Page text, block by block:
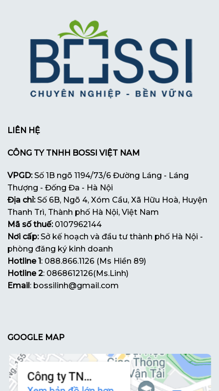
LIÊN HỆ
CÔNG TY TNHH BOSSI VIỆT NAM
VPGD:Số 1B ngõ 1194/73/6 Đường Láng - Láng
Thượng - Đống Đa - Hà Nội
Địa chỉ:Số 6B, Ngõ 4, Xóm Cầu, Xã Hữu Hoà, Huyện
Thanh Trì, Thành phố Hà Nội, Việt Nam
Mã số thuế:0107962144
Nơi cấp:Sở kế hoạch và đầu tư thành phố Hà Nội -
phòng đăng ký kinh doanh
Hotline 1: 088.866.1126 (Ms Hiền 89)
Hotline 2: 0868612126(Ms.Linh)
Email: bossilinh@gmail.com
GOOGLE MAP